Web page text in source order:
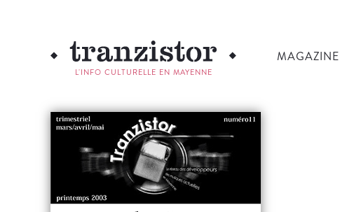
L'INFO CULTURELLE EN MAYENNE
MAGAZINE